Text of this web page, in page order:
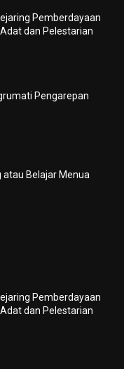
Pemberdayaan
dan Pelestarian
Pengarepan
Belajar Menua
Pemberdayaan
dan Pelestarian